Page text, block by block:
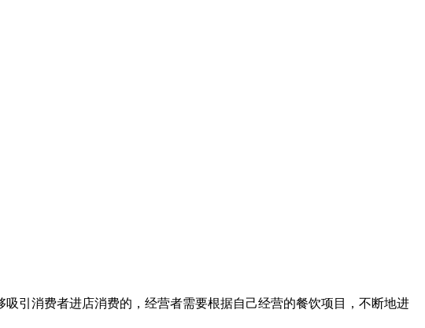
引消费者进店消费的，经营者需要根据自己经营的餐饮项目，不断地进